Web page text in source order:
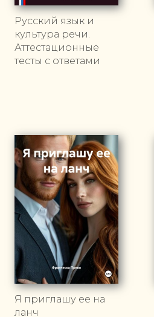
Русский язык и
культура речи.
Аттестационные
тесты с ответами
Я приглашу ее на
ланч